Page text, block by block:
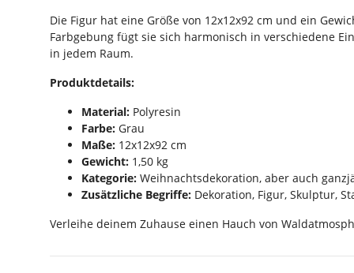
Die Figur hat eine Größe von 12x12x92 cm und ein
Farbgebung fügt sie sich harmonisch in verschiedene
in jedem Raum.
Produktdetails:
Material: Polyresin
Farbe: Grau
Maße: 12x12x92 cm
Gewicht: 1,50 kg
Kategorie: Weihnachtsdekoration, aber auch
Zusätzliche Begriffe: Dekoration, Figur, Skulptur,
Verleihe deinem Zuhause einen Hauch von